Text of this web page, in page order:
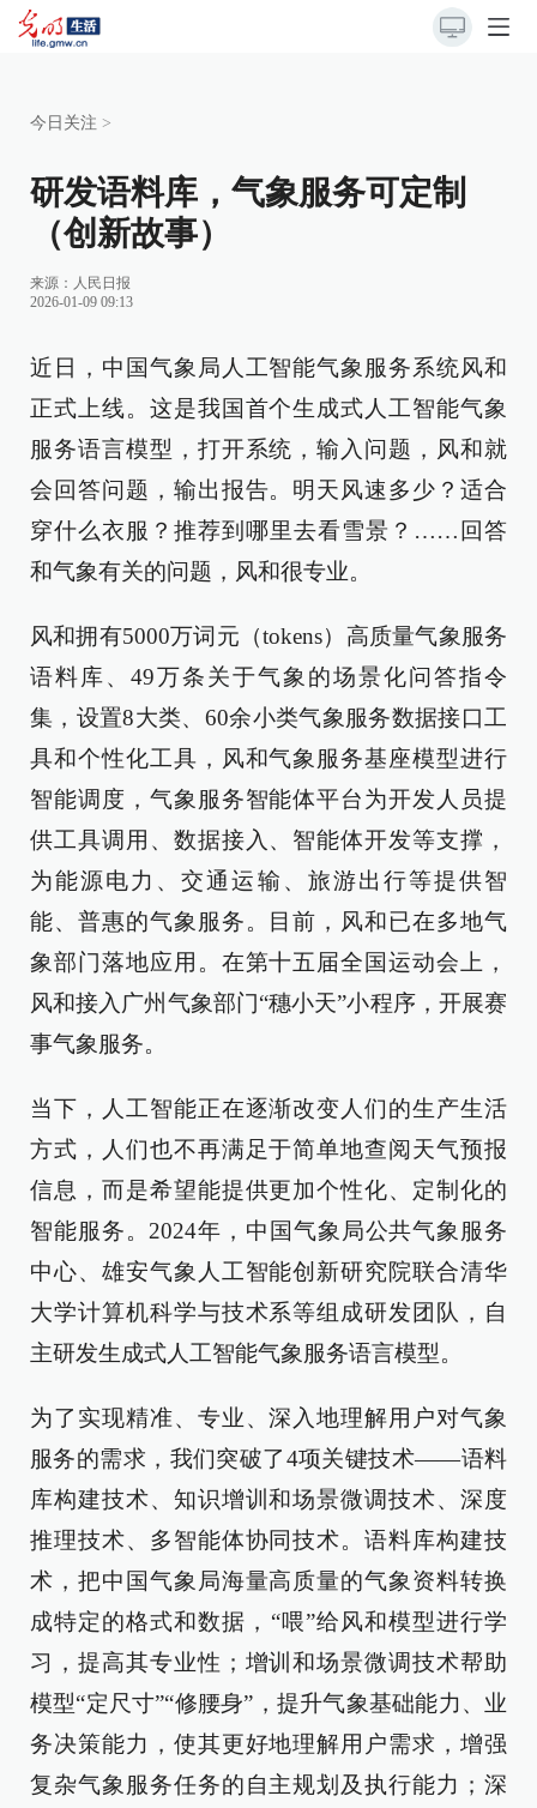
今日关注 >
研发语料库，气象服务可定制
（创新故事）
来源： 人民日报
2026-01-09 09:13
近日，中国气象局人工智能气象服务系统风和
正式上线。这是我国首个生成式人工智能气象
服务语言模型，打开系统，输入问题，风和就
会回答问题，输出报告。明天风速多少？适合
穿什么衣服？推荐到哪里去看雪景？……回答
和气象有关的问题，风和很专业。
风和拥有5000万词元（tokens）高质量气象服务
语料库、49万条关于气象的场景化问答指令
集，设置8大类、60余小类气象服务数据接口工
具和个性化工具，风和气象服务基座模型进行
智能调度，气象服务智能体平台为开发人员提
供工具调用、数据接入、智能体开发等支撑，
为能源电力、交通运输、旅游出行等提供智
能、普惠的气象服务。目前，风和已在多地气
象部门落地应用。在第十五届全国运动会上，
风和接入广州气象部门“穗小天”小程序，开展赛
事气象服务。
当下，人工智能正在逐渐改变人们的生产生活
方式，人们也不再满足于简单地查阅天气预报
信息，而是希望能提供更加个性化、定制化的
智能服务。2024年，中国气象局公共气象服务
中心、雄安气象人工智能创新研究院联合清华
大学计算机科学与技术系等组成研发团队，自
主研发生成式人工智能气象服务语言模型。
为了实现精准、专业、深入地理解用户对气象
服务的需求，我们突破了4项关键技术——语料
库构建技术、知识增训和场景微调技术、深度
推理技术、多智能体协同技术。语料库构建技
术，把中国气象局海量高质量的气象资料转换
成特定的格式和数据，“喂”给风和模型进行学
习，提高其专业性；增训和场景微调技术帮助
模型“定尺寸”“修腰身”，提升气象基础能力、业
务决策能力，使其更好地理解用户需求，增强
复杂气象服务任务的自主规划及执行能力；深